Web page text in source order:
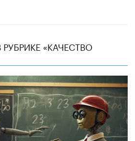
«КАЧЕСТВО